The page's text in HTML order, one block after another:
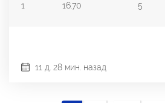
1
16.70
5
11 д. 28 мин. назад